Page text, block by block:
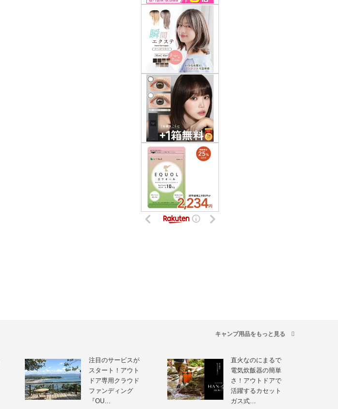
キャンプ用品をもっと見る
注目のサービスが
スタート！アウト
ドア専用クラウド
ファンディング
『OU…
直火なのにまるで
電気炊飯器の簡単
さ！アウトドアで
活躍するカセット
ガス式…